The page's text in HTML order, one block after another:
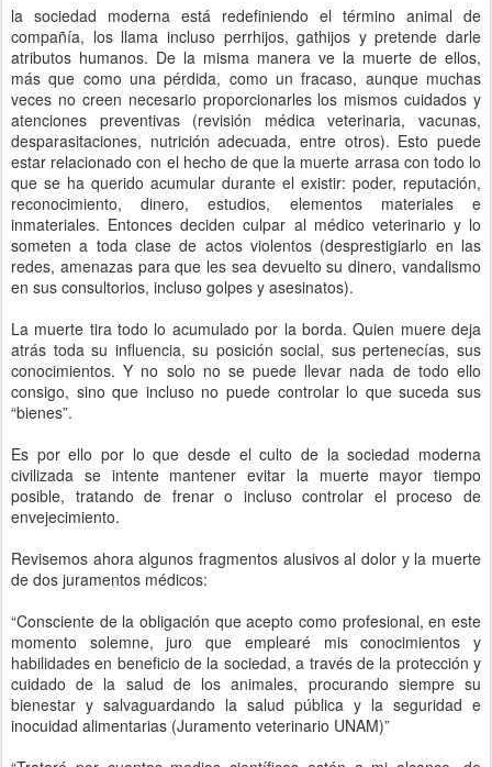
la sociedad moderna está redefiniendo el término animal de
compañía, los llama incluso perrhijos, gathijos y pretende darle
atributos humanos. De la misma manera ve la muerte de ellos,
más que como una pérdida, como un fracaso, aunque muchas
veces no creen necesario proporcionarles los mismos cuidados y
atenciones preventivas (revisión médica veterinaria, vacunas,
desparasitaciones, nutrición adecuada, entre otros). Esto puede
estar relacionado con el hecho de que la muerte arrasa con todo lo
que se ha querido acumular durante el existir: poder, reputación,
reconocimiento, dinero, estudios, elementos materiales e
inmateriales. Entonces deciden culpar al médico veterinario y lo
someten a toda clase de actos violentos (desprestigiarlo en las
redes, amenazas para que les sea devuelto su dinero, vandalismo
en sus consultorios, incluso golpes y asesinatos).
La muerte tira todo lo acumulado por la borda. Quien muere deja
atrás toda su influencia, su posición social, sus pertenecías, sus
conocimientos. Y no solo no se puede llevar nada de todo ello
consigo, sino que incluso no puede controlar lo que suceda sus
“bienes”.
Es por ello por lo que desde el culto de la sociedad moderna
civilizada se intente mantener evitar la muerte mayor tiempo
posible, tratando de frenar o incluso controlar el proceso de
envejecimiento.
Revisemos ahora algunos fragmentos alusivos al dolor y la muerte
de dos juramentos médicos:
“Consciente de la obligación que acepto como profesional, en este
momento solemne, juro que emplearé mis conocimientos y
habilidades en beneficio de la sociedad, a través de la protección y
cuidado de la salud de los animales, procurando siempre su
bienestar y salvaguardando la salud pública y la seguridad e
inocuidad alimentarias (Juramento veterinario UNAM)”